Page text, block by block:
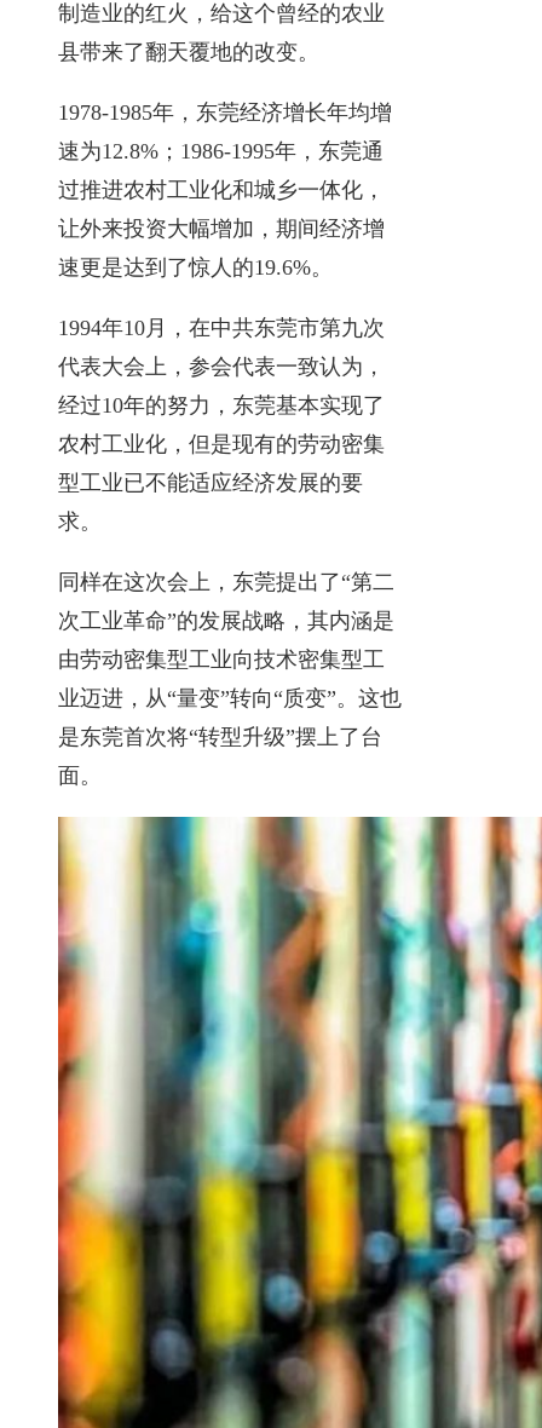
制造业的红火，给这个曾经的农业
县带来了翻天覆地的改变。
1978-1985年，东莞经济增长年均增
速为12.8%；1986-1995年，东莞通
过推进农村工业化和城乡一体化，
让外来投资大幅增加，期间经济增
速更是达到了惊人的19.6%。
1994年10月，在中共东莞市第九次
代表大会上，参会代表一致认为，
经过10年的努力，东莞基本实现了
农村工业化，但是现有的劳动密集
型工业已不能适应经济发展的要
求。
同样在这次会上，东莞提出了“第二
次工业革命”的发展战略，其内涵是
由劳动密集型工业向技术密集型工
业迈进，从“量变”转向“质变”。这也
是东莞首次将“转型升级”摆上了台
面。